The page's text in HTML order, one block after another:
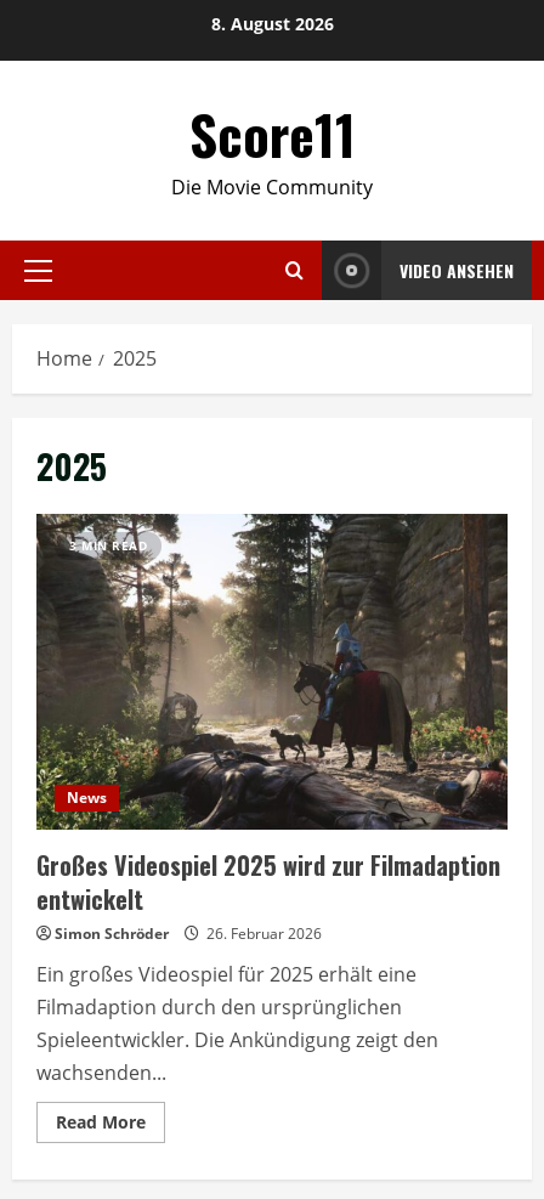
8. August 2026
Score11
Die Movie Community
Primary
VIDEO ANSEHEN
Home 2025
2025
3 MIN READ
News
Großes Videospiel 2025 wird zur Filmadaption
entwickelt
Simon Schröder 26. Februar 2026
Ein großes Videospiel für 2025 erhält eine
Filmadaption durch den ursprünglichen
Spieleentwickler. Die Ankündigung zeigt den
wachsenden...
Read MoreRead
more